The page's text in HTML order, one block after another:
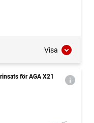
Visa
för AGA X21